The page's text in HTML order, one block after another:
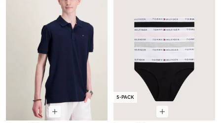
5-PACK